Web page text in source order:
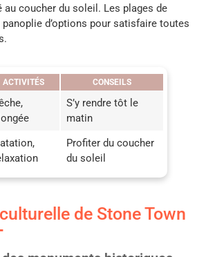
au coucher du soleil. Les plages de
d’options pour satisfaire toutes
ACTIVITÉS CONSEILS
S’y rendre tôt le
matin
Profiter du coucher
du soleil
de Stone Town